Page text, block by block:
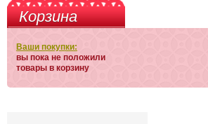
Корзина
Ваши покупки:
вы пока не положили
товары в корзину